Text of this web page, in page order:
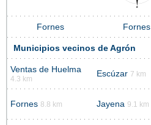
Fornes Fornes
Municipios vecinos de Agrón
Ventas de Huelma
4.3 km
Escúzar 7 km
Fornes 8.8 km Jayena 9.1 km